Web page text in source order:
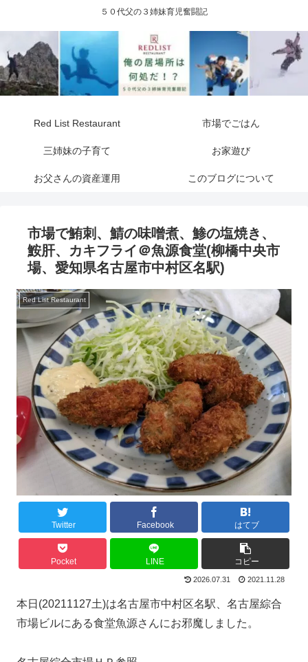
５０代父の３姉妹育児奮闘記
Red List Restaurant 市場でごはん
三姉妹の子育て お家遊び
お父さんの資産運用 このブログについて
市場で鮪刺、鯖の味噌煮、鯵の塩焼き、
鮟肝、カキフライ＠魚源食堂(柳橋中央市
場、愛知県名古屋市中村区名駅)
Red List Restaurant
Twitter Facebook はてブ
Pocket LINE コピー
2026.07.31 2021.11.28
本日(20211127土)は名古屋市中村区名駅、名古屋綜合
市場ビルにある食堂魚源さんにお邪魔しました。